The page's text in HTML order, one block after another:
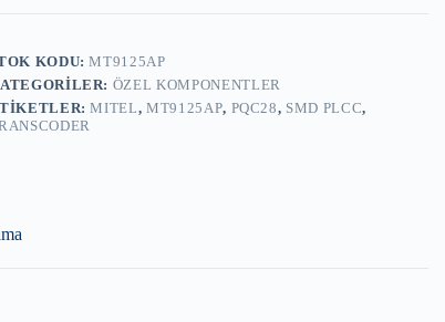
KODU:MT9125AP
ÖZEL KOMPONENTLER
MITEL,MT9125AP, PQC28, SMD PLCC,